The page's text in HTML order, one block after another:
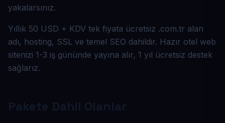
yakalarsınız.
Yıllık 50 USD + KDV tek fiyata ücretsiz .com.tr alan
adı, hosting, SSL ve temel SEO dahildir. Hazır otel web
sitenizi 1-3 iş gününde yayına alır, 1 yıl ücretsiz destek
sağlarız.
Pakete Dahil Olanlar